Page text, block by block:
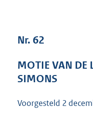
Nr. 62
MOTIE VAN DE
SIMONS
Voorgesteld 2